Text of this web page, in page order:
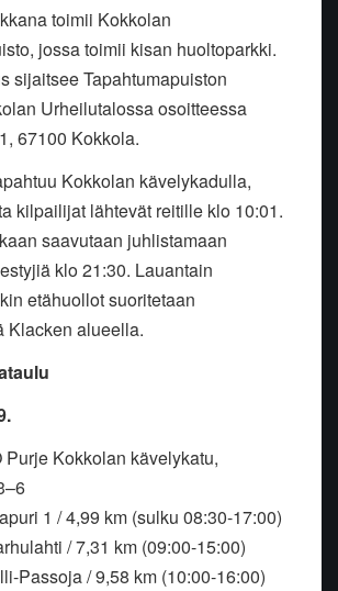
toimii Kokkolan
jossa toimii kisan huoltoparkki.
sijaitsee Tapahtumapuiston
Urheilutalossa osoitteessa
67100 Kokkola.
Kokkolan kävelykadulla,
kilpailijat lähtevät reitille klo 10:01.
saavutaan juhlistamaan
klo 21:30. Lauantain
etähuollot suoritetaan
Klacken alueella.
Purje Kokkolan kävelykatu,
1 / 4,99 km (sulku 08:30-17:00)
/ 7,31 km (09:00-15:00)
Passoja / 9,58 km (10:00-16:00)